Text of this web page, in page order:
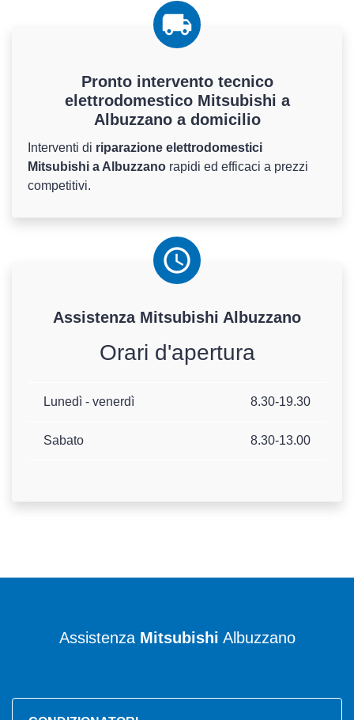
Pronto intervento tecnico
elettrodomestico Mitsubishi a
Albuzzano a domicilio
Interventi di riparazione elettrodomestici
Mitsubishi a Albuzzano rapidi ed efficaci a prezzi
competitivi.
Assistenza Mitsubishi Albuzzano
Orari d'apertura
Lunedì - venerdì 8.30-19.30
Sabato 8.30-13.00
Assistenza Mitsubishi Albuzzano